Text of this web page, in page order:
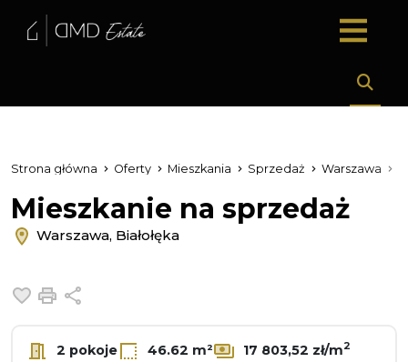
Strona główna Oferty Mieszkania Sprzedaż Warszawa
Mieszkanie na sprzedaż
Warszawa, Białołęka
Dodaj do ulubionych
Drukuj
2 pokoje 46.62 m² 17 803,52 zł/m2